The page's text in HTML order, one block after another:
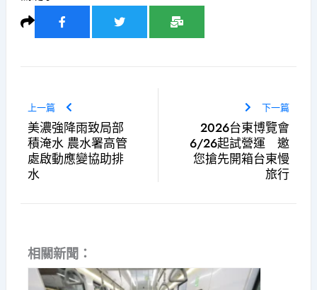
上一篇
美濃強降雨致局部
積淹水 農水署高管
處啟動應變協助排
水
下一篇
2026台東博覽會
6/26起試營運 邀
您搶先開箱台東慢
旅行
相關新聞：